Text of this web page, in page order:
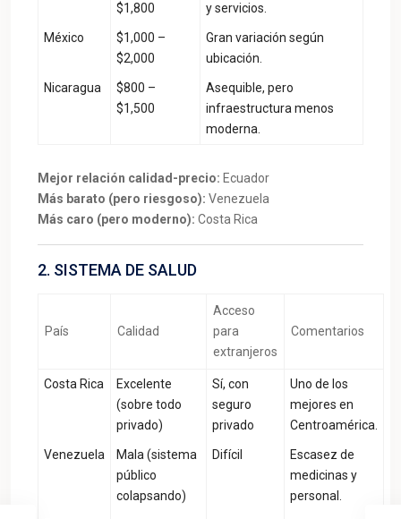
$1,800
y servicios.
México
$1,000 –
$2,000
Gran variación según
ubicación.
Nicaragua
$800 –
$1,500
Asequible, pero
infraestructura menos
moderna.
Mejor relación calidad-precio: Ecuador
Más barato (pero riesgoso): Venezuela
Más caro (pero moderno): Costa Rica
2. SISTEMA DE SALUD
País Calidad
Acceso
para
extranjeros
Comentarios
Costa Rica
Excelente
(sobre todo
privado)
Sí, con
seguro
privado
Uno de los
mejores en
Centroamérica.
Venezuela
Mala (sistema
público
colapsando)
Difícil
Escasez de
medicinas y
personal.